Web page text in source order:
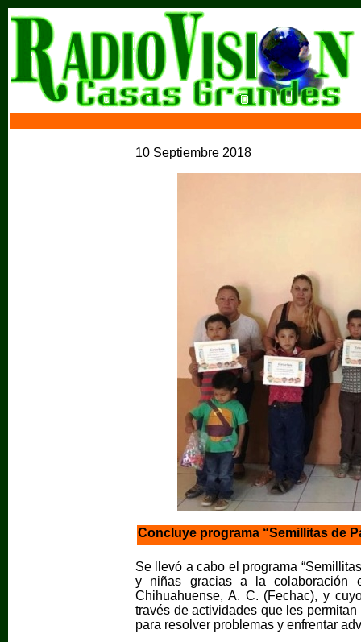
10 Septiembre 2018
Concluye programa “Semillitas de
Se llevó a cabo el programa
y niñas gracias a la colaboración
Chihuahuense, A. C. (Fechac), y
través de actividades que les
para resolver problemas y enfrentar